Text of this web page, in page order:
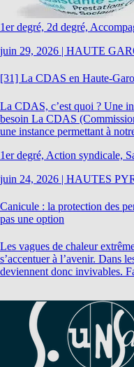
1er degré, 2d degré,
juin 29, 2026 | HAUTE
[31] La CDAS en Haute-
La CDAS, c’est quoi ? Une
besoin La CDAS
une instance permettant à
1er degré, Action syndicale,
juin 24, 2026 | HAUTES
Canicule : la protection des
pas une option
Les vagues de chaleur
s’accentuer à l’avenir. Dans
deviennent donc invivables.